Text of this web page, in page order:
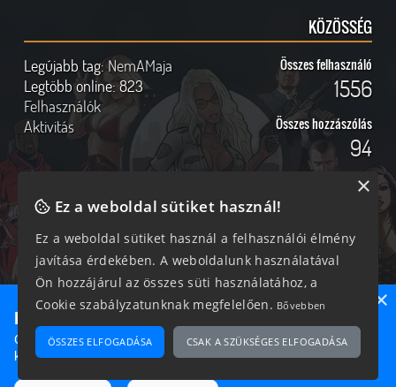
KÖZÖSSÉG
Legújabb tag:NemAMaja
Legtöbb online:823
Felhasználók
Aktivitás
Összes felhasználó
1556
Összes hozzászólás
94
Online felhasználók
353 vendég, 0 tag
Kövess Minket!
2026 © Magyar GTA Közösség
Ne maradj le semmiről!
Csatlakozz most hozzánk, hogy megtudd, milyen egy igazi
közösséghez tartozni!
×
Ez a weboldal sütiket használ!
Ez a weboldal sütiket használ a felhasználói élmény
javítása érdekében. A weboldalunk használatával
Ön hozzájárul az összes süti használatához, a
Cookie szabályzatunknak megfelelően. Bővebben
ÖSSZES ELFOGADÁSA CSAK A SZÜKSÉGES ELFOGADÁSA
×